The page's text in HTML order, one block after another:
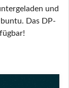
und
Das DP-